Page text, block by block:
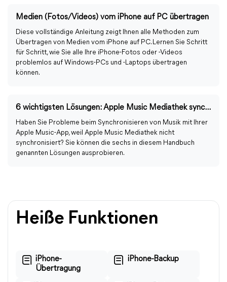
Medien (Fotos/Videos) vom iPhone auf PC übertragen
Diese vollständige Anleitung zeigt Ihnen alle Methoden zum
Übertragen von Medien vom iPhone auf PC. Lernen Sie Schritt
für Schritt, wie Sie alle Ihre iPhone-Fotos oder -Videos
problemlos auf Windows-PCs und -Laptops übertragen
können.
6 wichtigsten Lösungen: Apple Music Mediathek synchronisiert nicht
Haben Sie Probleme beim Synchronisieren von Musik mit Ihrer
Apple Music-App, weil Apple Music Mediathek nicht
synchronisiert? Sie können die sechs in diesem Handbuch
genannten Lösungen ausprobieren.
Heiße Funktionen
iPhone-
Übertragung
iPhone-Backup